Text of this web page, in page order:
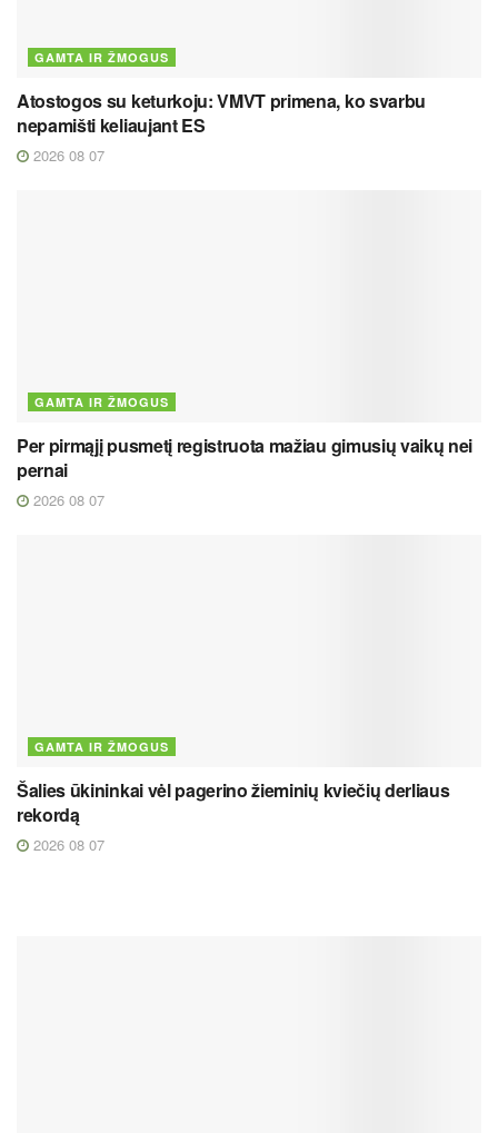
GAMTA IR ŽMOGUS
Atostogos su keturkoju: VMVT primena, ko svarbu
nepamišti keliaujant ES
2026 08 07
GAMTA IR ŽMOGUS
Per pirmąjį pusmetį registruota mažiau gimusių vaikų nei
pernai
2026 08 07
GAMTA IR ŽMOGUS
Šalies ūkininkai vėl pagerino žieminių kviečių derliaus
rekordą
2026 08 07